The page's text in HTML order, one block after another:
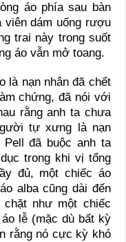
áo phía sau bàn
dám uống rượu
trai này trong suốt
áo vẫn mở toang.
là nạn nhân đã chết
chứng, đã nói với
rằng anh ta chưa
tự xưng là nạn
đã buộc anh ta
trong khi vị tổng
đủ, một chiếc áo
alba cũng dài đến
như một chiếc
lễ (mặc dù bất kỳ
rằng nó cực kỳ khó